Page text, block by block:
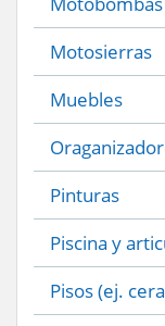
Motosierras
Muebles
Pinturas
Piscina y
Pisos (ej.